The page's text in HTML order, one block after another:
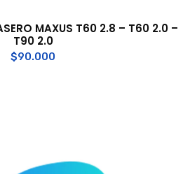
MAXUS T60 2.8 – T60 2.0 –
T90 2.0
$90.000